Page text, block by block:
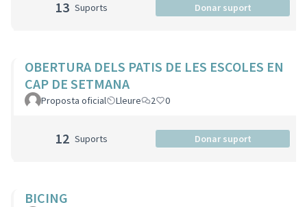
13 Suports Donar suport
OBERTURA DELS PATIS DE LES ESCOLES EN
CAP DE SETMANA
Proposta oficial Lleure 2 0
12 Suports Donar suport
BICING